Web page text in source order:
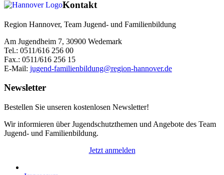
Kontakt
Region Hannover, Team Jugend- und Familienbildung
Am Jugendheim 7, 30900 Wedemark
Tel.: 0511/616 256 00
Fax.: 0511/616 256 15
E-Mail: jugend-familienbildung@region-hannover.de
Newsletter
Bestellen Sie unseren kostenlosen Newsletter!
Wir informieren über Jugendschutzthemen und Angebote des Team
Jugend- und Familienbildung.
Jetzt anmelden